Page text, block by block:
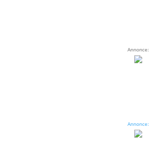
Annonce:
Annonce: